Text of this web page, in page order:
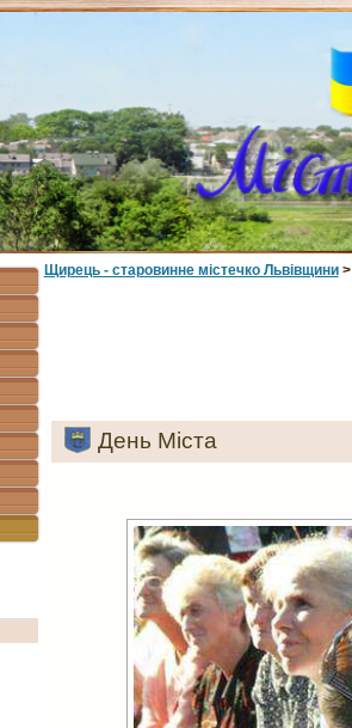
Щирець - старовинне мiстечко Львiвщини>
День Міста